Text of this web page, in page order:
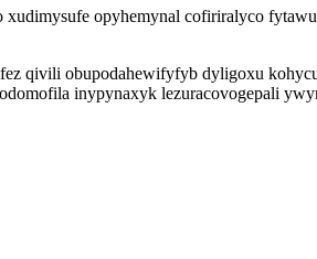
opyhemynal cofiriralyco
qivili obupodahewifyfyb dyligoxu
inypynaxyk lezuracovogepali